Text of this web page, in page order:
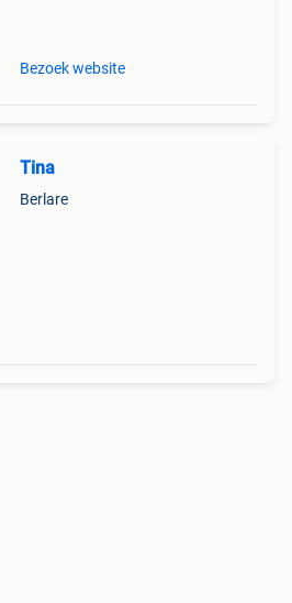
Bezoek website
Tina
Berlare